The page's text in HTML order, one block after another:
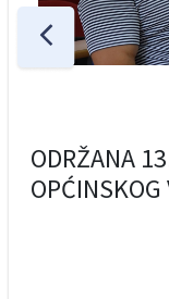
ODRŽANA
OPĆINSKOG